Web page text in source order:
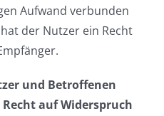
Aufwand verbunden
der Nutzer ein Recht
und Betroffenen
Recht auf Widerspruch